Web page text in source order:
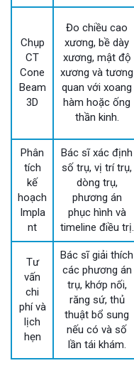
Chụp
CT
Cone
Beam
3D
Đo chiều cao
xương, bề dày
xương, mật độ
xương và tương
quan với xoang
hàm hoặc ống
thần kinh.
Phân
tích
kế
hoạch
Impla
nt
Bác sĩ xác định
số trụ, vị trí trụ,
dòng trụ,
phương án
phục hình và
timeline điều trị.
Tư
vấn
chi
phí và
lịch
hẹn
Bác sĩ giải thích
các phương án
trụ, khớp nối,
răng sứ, thủ
thuật bổ sung
nếu có và số
lần tái khám.